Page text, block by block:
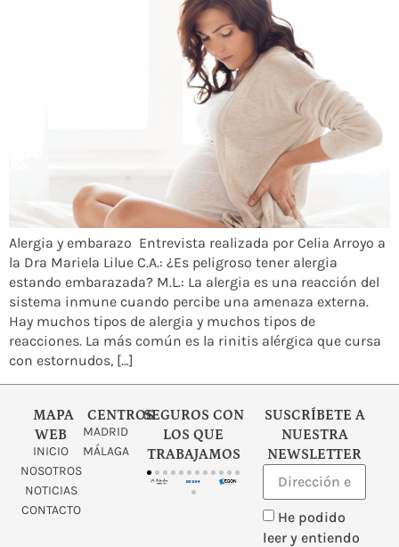
Alergia y embarazo Entrevista realizada por Celia Arroyo a
la Dra Mariela Lilue C.A.: ¿Es peligroso tener alergia
estando embarazada? M.L.: La alergia es una reacción del
sistema inmune cuando percibe una amenaza externa.
Hay muchos tipos de alergia y muchos tipos de
reacciones. La más común es la rinitis alérgica que cursa
con estornudos, […]
MAPA
WEB
INICIO
NOSOTROS
NOTICIAS
CONTACTO
CENTROS
MADRID
MÁLAGA
SEGUROS CON
LOS QUE
TRABAJAMOS
SUSCRÍBETE A
NUESTRA
NEWSLETTER
He podido
leer y entiendo